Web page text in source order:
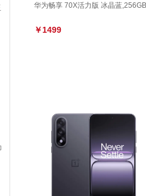
华为畅享 70X活力版 冰晶蓝,256GB
￥1499